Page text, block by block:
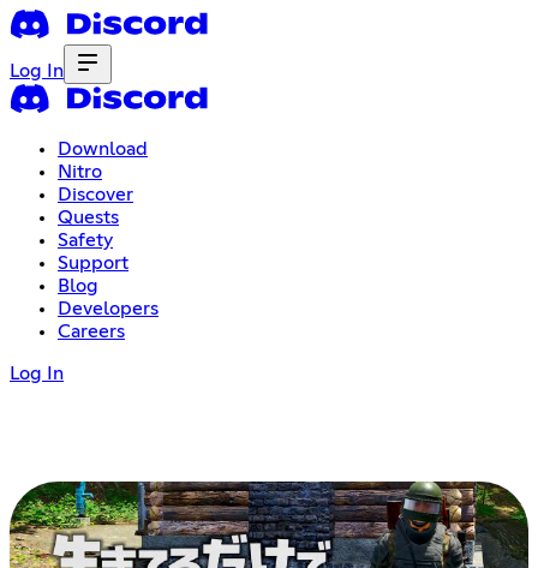
Log In
Download
Nitro
Discover
Quests
Safety
Support
Blog
Developers
Careers
Log In